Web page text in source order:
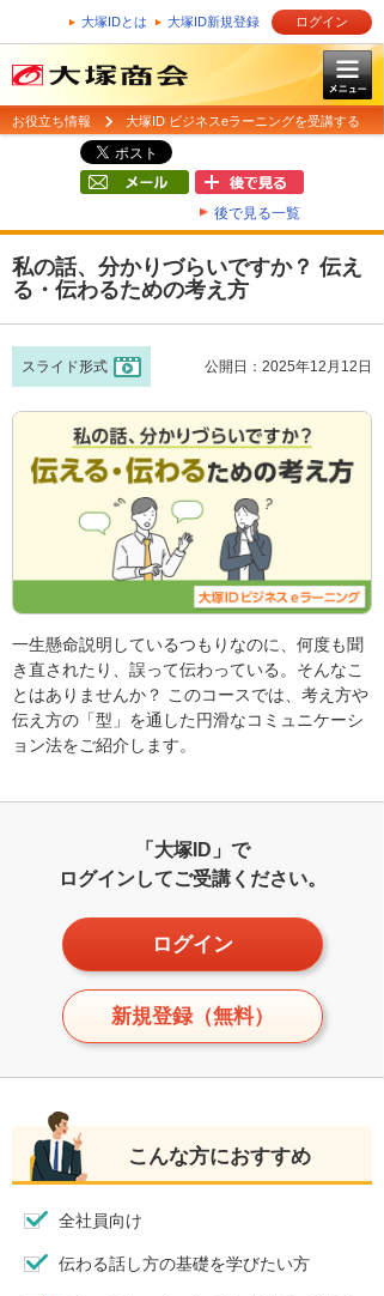
大塚IDとは 大塚ID新規登録 ログイン
お役立ち情報 大塚ID ビジネスeラーニングを受講する
後で見る一覧
私の話、分かりづらいですか？ 伝え
る・伝わるための考え方
スライド形式 公開日：2025年12月12日
一生懸命説明しているつもりなのに、何度も聞
き直されたり、誤って伝わっている。そんなこ
とはありませんか？ このコースでは、考え方や
伝え方の「型」を通した円滑なコミュニケーシ
ョン法をご紹介します。
「大塚ID」で
ログインしてご受講ください。
ログイン
新規登録（無料）
こんな方におすすめ
全社員向け
伝わる話し方の基礎を学びたい方